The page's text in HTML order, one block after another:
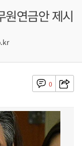
원연금안 제시
0